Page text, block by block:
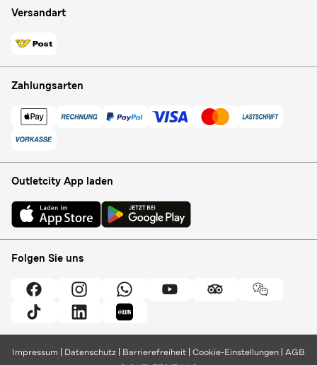
Versandart
Zahlungsarten
Outletcity App laden
Folgen Sie uns
Impressum Datenschutz Barrierefreiheit Cookie-Einstellungen AGB